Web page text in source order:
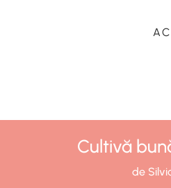
Cultivă
de